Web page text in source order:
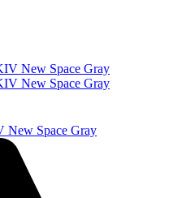
New Space Gray